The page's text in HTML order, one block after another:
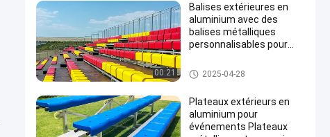
00:21
Balises extérieures en
aluminium avec des
balises métalliques
personnalisables pour
Grandins extérieurs en métal
2025-04-28
Plateaux extérieurs en
aluminium pour
événements Plateaux